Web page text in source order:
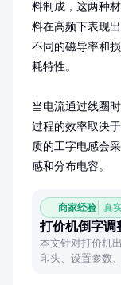
料制成，这两种材
料在高频下表现出
不同的磁导率和损
耗特性。
当电流通过线圈
过程的效率取决
质的工字电感会
感和分布电容。
商家经验 真
打价机倒字调
本文针对打价机
印头、设置参数